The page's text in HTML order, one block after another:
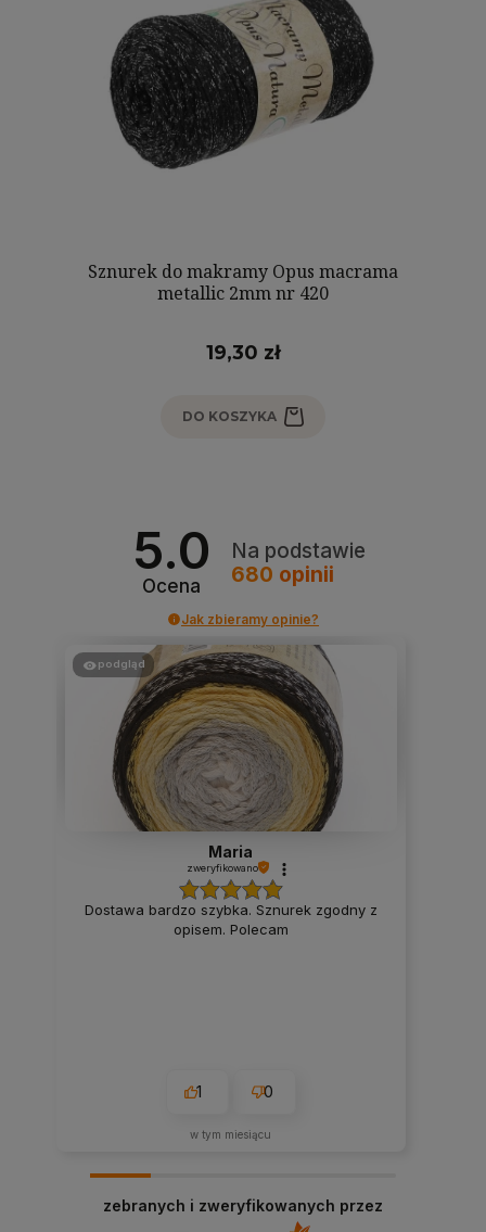
Sznurek do makramy Opus macrama
metallic 2mm nr 420
19,30 zł
DO KOSZYKA
5.0
Ocena
Na podstawie
680 opinii
Jak zbieramy opinie?
podgląd
Maria
zweryfikowano
Dostawa bardzo szybka. Sznurek zgodny z
opisem. Polecam
1 0
w tym miesiącu
zebranych i zweryfikowanych przez